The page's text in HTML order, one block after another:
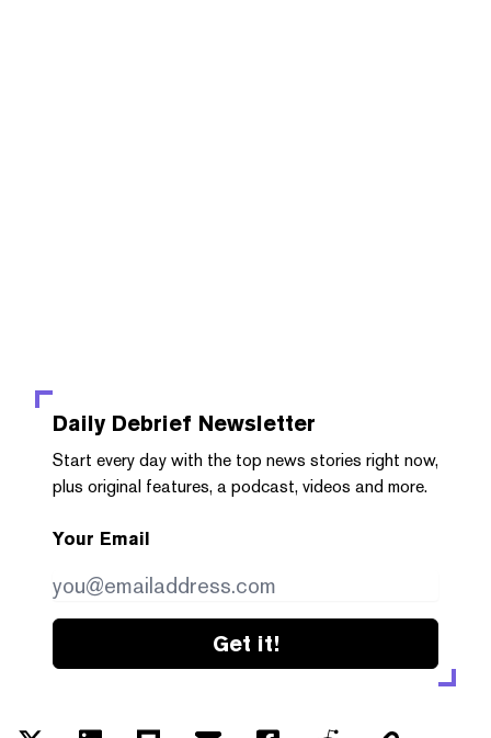
Daily Debrief Newsletter
Start every day with the top news stories right now,
plus original features, a podcast, videos and more.
Your Email
Get it!